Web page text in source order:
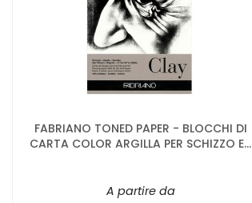
FABRIANO TONED PAPER - BLOCCHI DI
CARTA COLOR ARGILLA PER SCHIZZO E...
A partire da